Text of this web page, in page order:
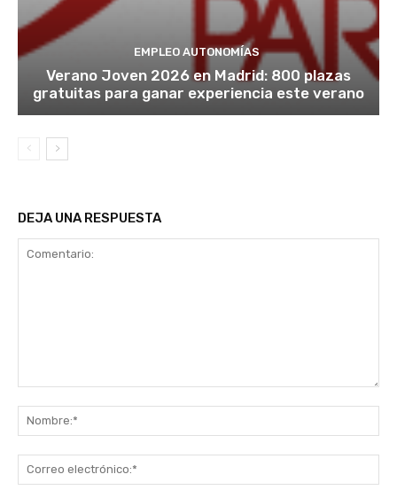
EMPLEO AUTONOMÍAS
Verano Joven 2026 en Madrid: 800 plazas
gratuitas para ganar experiencia este verano
DEJA UNA RESPUESTA